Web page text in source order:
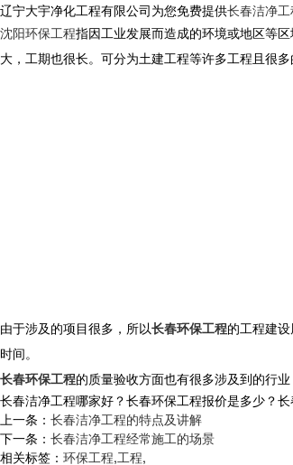
辽宁大宇净化工程有限公司为您免费提供长春洁净工
沈阳环保工程指因工业发展而造成的环境或地区等
大，工期也很长。可分为土建工程等许多工程且很多
由于涉及的项目很多，所以长春环保工程的工程建
时间。
长春环保工程的质量验收方面也有很多涉及到的行
长春洁净工程哪家好？长春环保工程报价是多少？
上一条： 长春洁净工程的特点及讲解
下一条： 长春洁净工程经常施工的场景
相关标签： 环保工程,工程,